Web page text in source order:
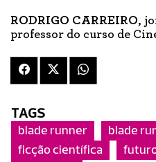
RODRIGO CARREIRO,
professor do curso de
TAGS
blade runner
blade
ficção científica